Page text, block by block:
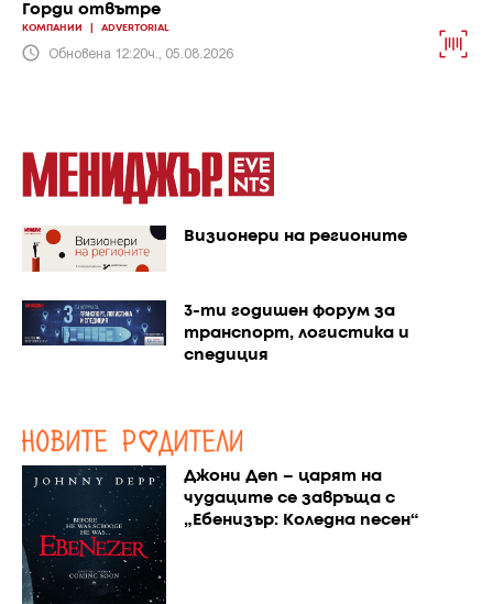
Горди отвътре
КОМПАНИИ ADVERTORIAL
Обновена 12:20ч., 05.08.2026
Визионери на регионите
3-ти годишен форум за
транспорт, логистика и
спедиция
Джони Деп – царят на
чудаците се завръща с
„Ебенизър: Коледна песен“